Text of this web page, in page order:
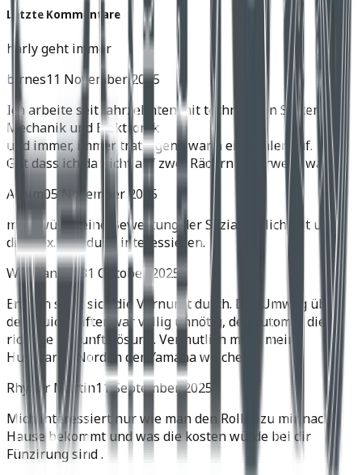
Letzte Kommentare
harly geht immer
birnes11 November 2025
Ich arbeite seit Jahrzehnten mit technischen Systemen,
Mechanik und Elektronik
und immer, immer trat irgend wann ein Fehler auf.
Gut dass ich da nicht auf zwei Rädern unterwegs war.
Achim05 November 2025
mich würde eine Bewertung der Soziatauglichkeit und
die max. Zuladung interessieren.
Wolfgang H.31 Oktober 2025
Endlich setzt sich die Vernunft durch. Der Umweg über
den Quickshifter war völlig unnötig, der Automat die
richtige Zukunftslösung. Vermutlich muss meine
Husqvarna Norden der Yamaha weichen.
Rhyner Martin11 September 2025
Mich interessiert nur wie man den Roller zu mir nach
Hause bekommt und was die kosten würde bei dir
Fünzirung sind .